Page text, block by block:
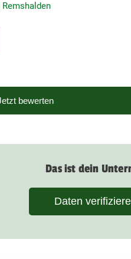
bewerten
Das ist dein
Daten